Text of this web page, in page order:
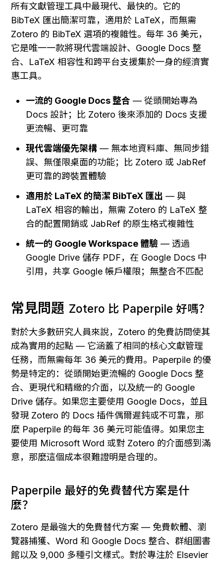
所有文獻管理工具中最現代、最快的。它的
BibTeX 匯出簡潔可靠，適用於 LaTeX，而無需
Zotero 的 BibTeX 選項的複雜性。每年 36 美元，
它是唯一一款將現代雲端設計、Google Docs 整
合、LaTeX 相容性和跨平台支援集於一身的經濟實
惠工具。
一流的 Google Docs 整合 — 從頭開始專為
Docs 設計；比 Zotero 後來添加的 Docs 支援
更流暢、更可靠
現代雲端優先架構 — 無本地資料庫、無同步錯
誤、無僅限桌面的功能；比 Zotero 或 JabRef
更可靠的跨裝置體驗
適用於 LaTeX 的簡潔 BibTeX 匯出 — 與
LaTeX 相容的輸出，無需 Zotero 的 LaTeX 整
合的配置開銷或 JabRef 的原生格式複雜性
統一的 Google Workspace 體驗 — 透過
Google Drive 儲存 PDF，在 Google Docs 中
引用，共享 Google 帳戶權限；無整合不匹配
常見問題 Zotero 比 Paperpile 好嗎？
對於大多數研究人員來說，Zotero 的免費訪問使其
成為實用的起點 — 它涵蓋了相同的核心文獻管理
任務，而無需每年 36 美元的費用。Paperpile 的優
勢是特定的：從頭開始更流暢的 Google Docs 整
合、更現代和精緻的介面，以及統一的 Google
Drive 儲存。如果您主要使用 Google Docs，並且
發現 Zotero 的 Docs 插件偶爾遲鈍或不可靠，那
麼 Paperpile 的每年 36 美元可能值得。如果您主
要使用 Microsoft Word 或對 Zotero 的介面感到滿
意，那麼這個成本很難證明是合理的。
Paperpile 最好的免費替代方案是什
麼？
Zotero 是最強大的免費替代方案 — 免費軟體、瀏
覽器捕獲、Word 和 Google Docs 整合、群組圖書
館以及 9,000 多種引文樣式。對於專注於 Elsevier